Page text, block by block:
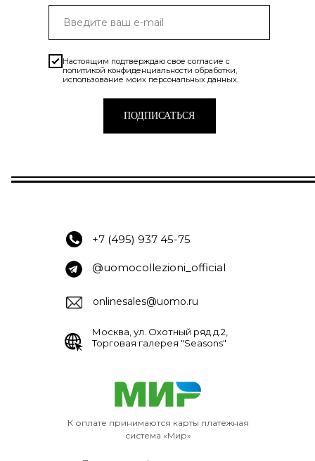
Настоящим подтверждаю свое согласие с
политикой конфиденциальности обработки,
использование моих персональных данных.
ПОДПИСАТЬСЯ
@uomocollezioni_official
+7 (495) 937 45-75
onlinesales@uomo.ru
Москва, ул. Охотный ряд д.2,
Торговая галерея "Seasons"
К оплате принимаются карты платежная
система «Мир»